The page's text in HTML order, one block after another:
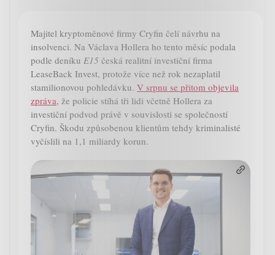
Majitel kryptoměnové firmy Cryfin čelí návrhu na
insolvenci. Na Václava Hollera ho tento měsíc podala
podle deníku E15 česká realitní investiční firma
LeaseBack Invest, protože více než rok nezaplatil
stamilionovou pohledávku. V srpnu se přitom objevila
zpráva, že policie stíhá tři lidi včetně Hollera za
investiční podvod právě v souvislosti se společností
Cryfin. Škodu způsobenou klientům tehdy kriminalisté
vyčíslili na 1,1 miliardy korun.